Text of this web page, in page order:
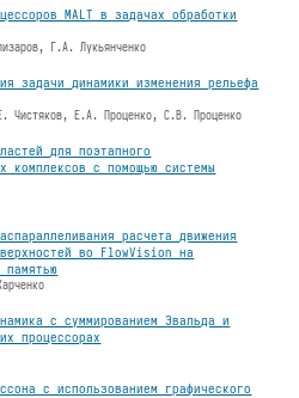
MALT в задачах обработки
Г.А. Лукьянченко
задачи динамики изменения рельефа
Чистяков, Е.А. Проценко, C.B. Проценко
для поэтапного
комплексов с помощью системы
расчета движения
во FlowVision на
памятью
с суммированием Эвальда и
процессорах
с использованием графического